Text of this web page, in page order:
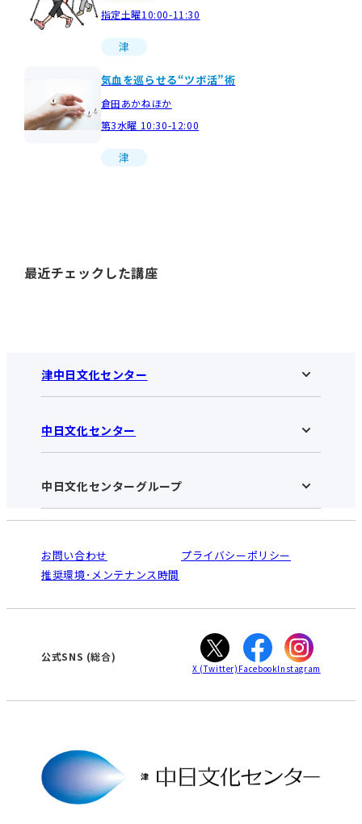
指定土曜10:00-11:30
津
気血を巡らせる“ツボ活”術
倉田あかねほか
第3水曜 10:30-12:00
津
最近チェックした講座
津中日文化センター
津中日文化センターHOME
お知らせ
アクセス･営業時間
お申し込みの流れ
入会と受講のご案内
中日文化センター
中日文化センターHOME
中日文化センターとは
受講規約・会員特典
ご利用ガイド
オンライン講座受講の手順
WEBサイトのよくある質問
中日文化センターグループ
南大高
犬山
高蔵寺
大垣
津
お問い合わせ
プライバシーポリシー
推奨環境･メンテナンス時間
公式SNS (総合)
X (Twitter) FacebookInstagram